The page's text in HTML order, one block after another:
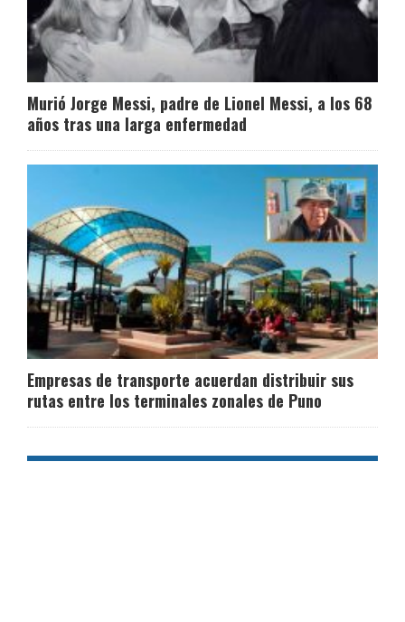
Murió Jorge Messi, padre de Lionel Messi, a los 68
años tras una larga enfermedad
Empresas de transporte acuerdan distribuir sus
rutas entre los terminales zonales de Puno